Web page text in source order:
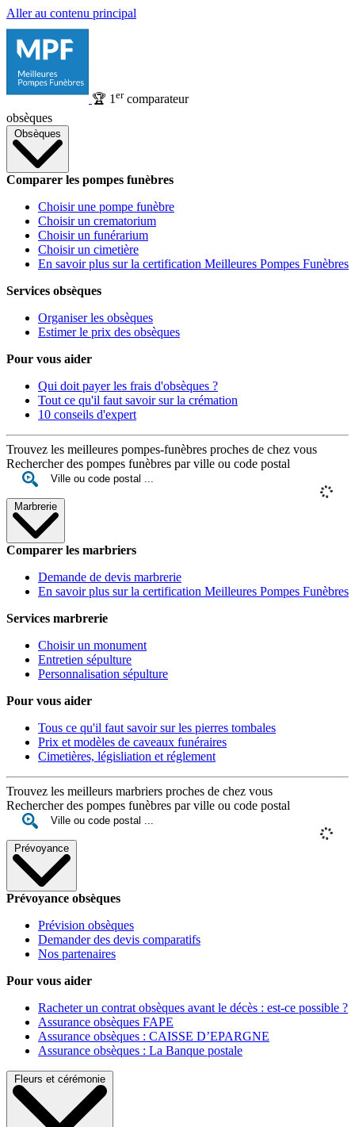
Aller au contenu principal
🏆 1 ercomparateur
obsèques
Obsèques
Comparer les pompes funèbres
Choisir une pompe funèbre
Choisir un crematorium
Choisir un funérarium
Choisir un cimetière
En savoir plus sur la certification Meilleures Pompes Funèbres
Services obsèques
Organiser les obsèques
Estimer le prix des obsèques
Pour vous aider
Qui doit payer les frais d'obsèques ?
Tout ce qu'il faut savoir sur la crémation
10 conseils d'expert
Trouvez les meilleures pompes-funèbres proches de chez vous
Rechercher des pompes funèbres par ville ou code postal
Marbrerie
Comparer les marbriers
Demande de devis marbrerie
En savoir plus sur la certification Meilleures Pompes Funèbres
Services marbrerie
Choisir un monument
Entretien sépulture
Personnalisation sépulture
Pour vous aider
Tous ce qu'il faut savoir sur les pierres tombales
Prix et modèles de caveaux funéraires
Cimetières, législiation et réglement
Trouvez les meilleurs marbriers proches de chez vous
Rechercher des pompes funèbres par ville ou code postal
Prévoyance
Prévoyance obsèques
Prévision obsèques
Demander des devis comparatifs
Nos partenaires
Pour vous aider
Racheter un contrat obsèques avant le décès : est-ce possible ?
Assurance obsèques FAPE
Assurance obsèques : CAISSE D’EPARGNE
Assurance obsèques : La Banque postale
Fleurs et cérémonie